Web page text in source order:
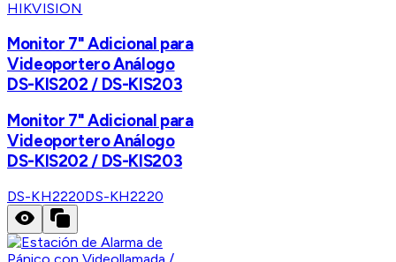
HIKVISION
Monitor 7" Adicional para
Videoportero Análogo
DS-KIS202 / DS-KIS203
Monitor 7" Adicional para
Videoportero Análogo
DS-KIS202 / DS-KIS203
DS-KH2220DS-KH2220